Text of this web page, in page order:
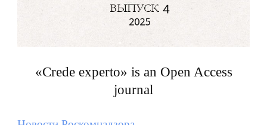
«Crede experto» is an Open Access
journal